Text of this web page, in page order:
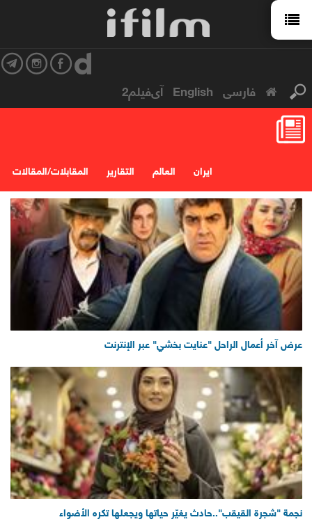
فارسی English آی‌فیلم2
المقابلات/المقالات التقارير العالم ایران
عرض آخر أعمال الراحل "عنايت بخشي" عبر الإنترنت
نجمة "شجرة القيقب"..حادث يغيّر حياتها ويجعلها تكره الأضواء